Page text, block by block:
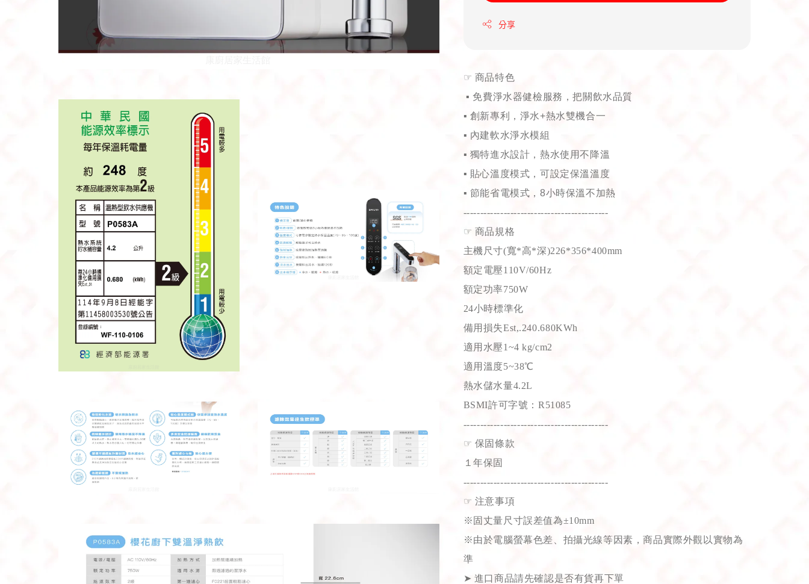
分享
☞ 商品特色
▪ 免費淨水器健檢服務，把關飲水品質
▪ 創新專利，淨水+熱水雙機合一
▪ 內建軟水淨水模組
▪ 獨特進水設計，熱水使用不降溫
▪ 貼心溫度模式，可設定保溫溫度
▪ 節能省電模式， 8小時保溫不加熱
-------------------------------------------
☞ 商品規格
主機尺寸(寬*高*深)226*356*400mm
額定電壓110V/60Hz
額定功率750W
24小時標準化
備用損失Est,.240.680KWh
適用水壓1~4 kg/cm2
適用溫度5~38℃
熱水儲水量4.2L
BSMI許可字號：R51085
-------------------------------------------
☞ 保固條款
１年保固
-------------------------------------------
☞ 注意事項
※固丈量尺寸誤差值為±10mm
※由於電腦螢幕色差、拍攝光線等因素，商品實際外觀以實物為
準
➤ 進口商品請先確認是否有貨再下單